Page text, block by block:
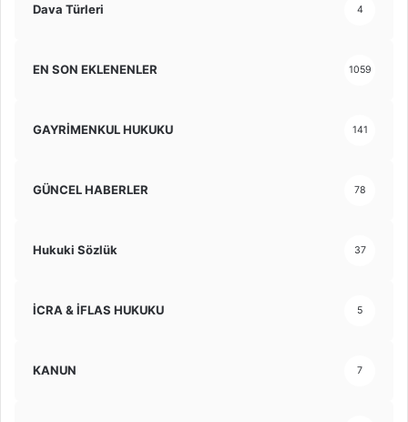
Dava Türleri 4
EN SON EKLENENLER 1059
GAYRİMENKUL HUKUKU 141
GÜNCEL HABERLER 78
Hukuki Sözlük 37
İCRA & İFLAS HUKUKU 5
KANUN 7